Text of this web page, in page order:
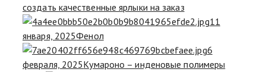
создать качественные ярлыки на заказ
11
января, 2025Фенол
6
февраля, 2025Кумароно – инденовые полимеры